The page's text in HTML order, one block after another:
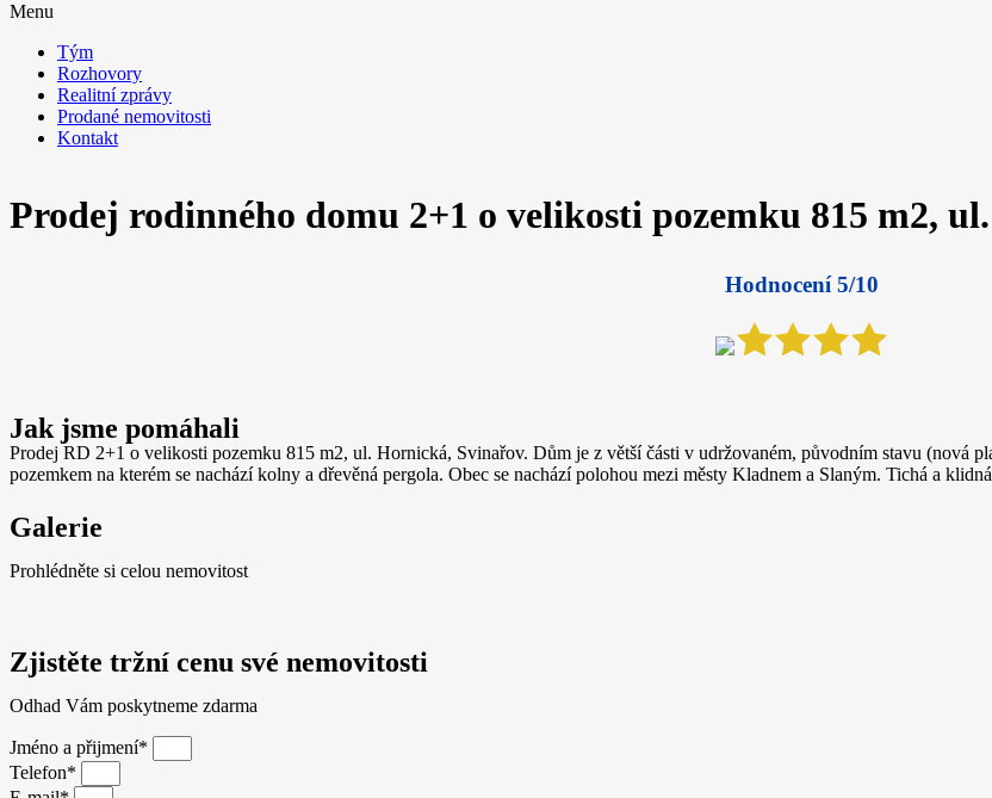
Menu
Tým
Rozhovory
Realitní zprávy
Prodané nemovitosti
Kontakt
Prodej rodinného domu 2+1 o velikosti pozemku 815 m2,
Hodnocení 5/10
Jak jsme pomáhali
Prodej RD 2+1 o velikosti pozemku 815 m2, ul. Hornická, Svinařov. Dům je z větší části v udržovaném, původním stavu (nová
pozemkem na kterém se nachází kolny a dřevěná pergola. Obec se nachází polohou mezi městy Kladnem a Slaným. Tichá a
Galerie
Prohlédněte si celou nemovitost
Zjistěte tržní cenu své nemovitosti
Odhad Vám poskytneme zdarma
Jméno a přijmení*
Telefon*